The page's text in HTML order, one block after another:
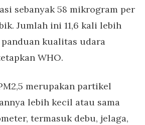
sebanyak 58 mikrogram per
Jumlah ini 11,6 kali lebih
kualitas udara
WHO.
merupakan partikel
lebih kecil atau sama
termasuk debu, jelaga,